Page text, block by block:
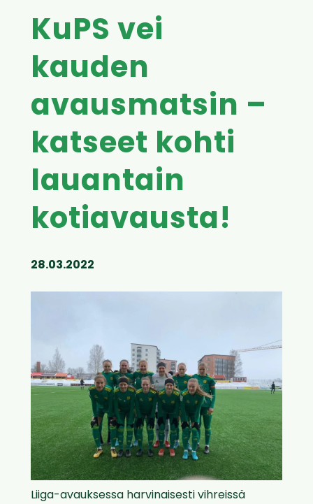
KuPS vei
kauden
avausmatsin –
katseet kohti
lauantain
kotiavausta!
28.03.2022
Liiga-avauksessa harvinaisesti vihreissä